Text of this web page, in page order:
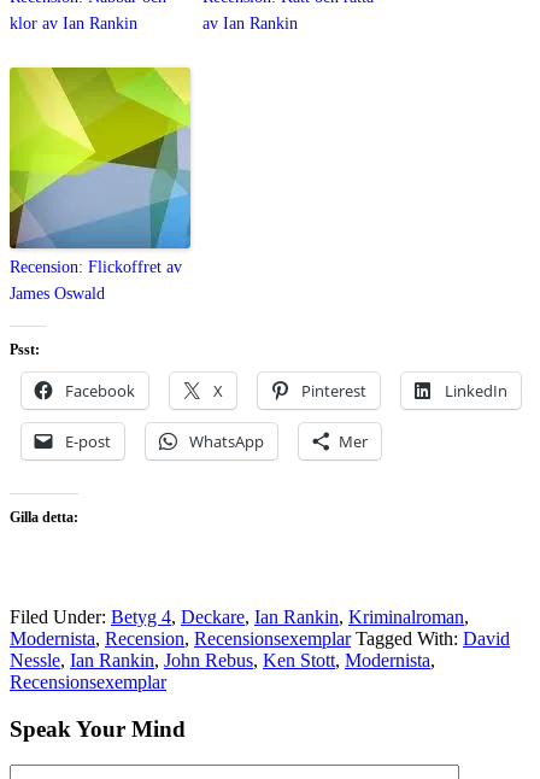
klor av Ian Rankin
av Ian Rankin
Recension: Flickoffret av
James Oswald
Psst:
Facebook X Pinterest LinkedIn
E-post WhatsApp Mer
Gilla detta:
Filed Under: Betyg 4, Deckare, Ian Rankin, Kriminalroman,
Modernista, Recension, Recensionsexemplar Tagged With: David
Nessle, Ian Rankin, John Rebus, Ken Stott, Modernista,
Recensionsexemplar
Speak Your Mind